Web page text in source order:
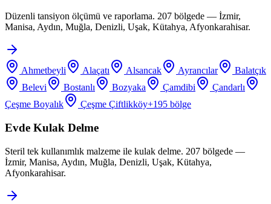
Düzenli tansiyon ölçümü ve raporlama. 207 bölgede — İzmir,
Manisa, Aydın, Muğla, Denizli, Uşak, Kütahya, Afyonkarahisar.
Ahmetbeyli Alaçatı Alsancak Ayrancılar
Balatçık
Belevi
Bostanlı Bozyaka Çamdibi
Çandarlı
Çeşme Boyalık
Çeşme Çiftlikköy+195 bölge
Evde Kulak Delme
Steril tek kullanımlık malzeme ile kulak delme. 207 bölgede —
İzmir, Manisa, Aydın, Muğla, Denizli, Uşak, Kütahya,
Afyonkarahisar.